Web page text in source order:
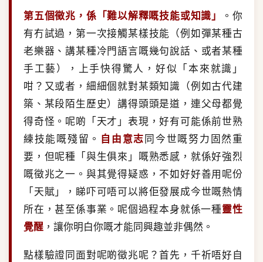
第五個徵兆，係「難以解釋嘅技能或知識」
。你
有冇試過，第一次接觸某樣技能（例如彈某種古
老樂器、講某種冷門語言嘅幾句說話、或者某種
手工藝），上手快得驚人，好似「本來就識」
咁？又或者，細細個就對某類知識（例如古代建
築、某段陌生歷史）講得頭頭是道，連父母都覺
得奇怪。呢啲「天才」表現，好有可能係前世熟
練技能嘅殘留。 自由意志同今世嘅努力固然重
要，但呢種「與生俱來」嘅熟悉感，就係好強烈
嘅徵兆之一。與其覺得疑惑，不如好好善用呢份
「天賦」，睇吓可唔可以將佢發展成今世嘅熱情
所在，甚至係事業。呢個過程本身就係一種靈性
覺醒 ，讓你明白你嘅才能同興趣並非偶然。
點樣驗證同面對呢啲徵兆呢？首先，千祈唔好自